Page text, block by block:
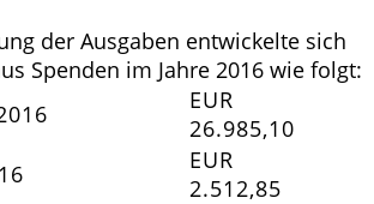
der Ausgaben entwickelte sich
Spenden im Jahre 2016 wie folgt:
EUR
26.985,10
EUR
2.512,85